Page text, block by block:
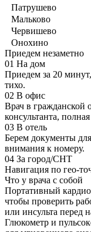
Патрушево
Мальково
Червишево
Онохино
Приедем незаметно
01 На дом
Приедем за 20
тихо.
02 В офис
Врач в гражданской
консультанта,
03 В отель
Берем документы
внимания к номеру.
04 За город/СНТ
Навигация по гео-
Что у врача с собой
Портативный
чтобы проверить
или инсульта перед
Глюкометр и